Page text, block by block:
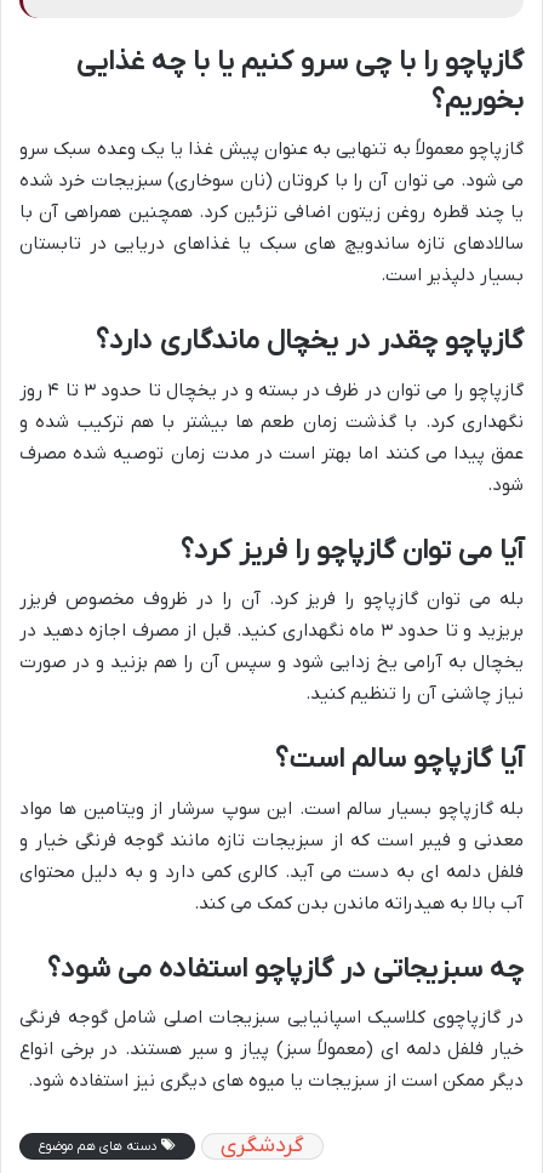
گازپاچو را با چی سرو کنیم یا با چه غذایی
بخوریم؟
گازپاچو معمولاً به تنهایی به عنوان پیش غذا یا یک وعده سبک سرو
می شود. می توان آن را با کروتان (نان سوخاری) سبزیجات خرد شده
یا چند قطره روغن زیتون اضافی تزئین کرد. همچنین همراهی آن با
سالادهای تازه ساندویچ های سبک یا غذاهای دریایی در تابستان
بسیار دلپذیر است.
گازپاچو چقدر در یخچال ماندگاری دارد؟
گازپاچو را می توان در ظرف در بسته و در یخچال تا حدود ۳ تا ۴ روز
نگهداری کرد. با گذشت زمان طعم ها بیشتر با هم ترکیب شده و
عمق پیدا می کنند اما بهتر است در مدت زمان توصیه شده مصرف
شود.
آیا می توان گازپاچو را فریز کرد؟
بله می توان گازپاچو را فریز کرد. آن را در ظروف مخصوص فریزر
بریزید و تا حدود ۳ ماه نگهداری کنید. قبل از مصرف اجازه دهید در
یخچال به آرامی یخ زدایی شود و سپس آن را هم بزنید و در صورت
نیاز چاشنی آن را تنظیم کنید.
آیا گازپاچو سالم است؟
بله گازپاچو بسیار سالم است. این سوپ سرشار از ویتامین ها مواد
معدنی و فیبر است که از سبزیجات تازه مانند گوجه فرنگی خیار و
فلفل دلمه ای به دست می آید. کالری کمی دارد و به دلیل محتوای
آب بالا به هیدراته ماندن بدن کمک می کند.
چه سبزیجاتی در گازپاچو استفاده می شود؟
در گازپاچوی کلاسیک اسپانیایی سبزیجات اصلی شامل گوجه فرنگی
خیار فلفل دلمه ای (معمولاً سبز) پیاز و سیر هستند. در برخی انواع
دیگر ممکن است از سبزیجات یا میوه های دیگری نیز استفاده شود.
دسته های هم موضوع گردشگری